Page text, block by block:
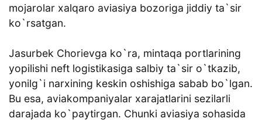
mojarolar xalqaro aviasiya bozoriga jiddiy ta`sir
ko`rsatgan.
Jasurbek Chorievga ko`ra, mintaqa portlarining
yopilishi neft logistikasiga salbiy ta`sir o`tkazib,
yonilg`i narxining keskin oshishiga sabab bo`lgan.
Bu esa, aviakompaniyalar xarajatlarini sezilarli
darajada ko`paytirgan. Chunki aviasiya sohasida